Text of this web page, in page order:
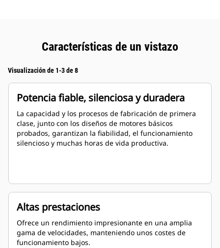
Características de un vistazo
Visualización de 1-3 de 8
Potencia fiable, silenciosa y duradera
La capacidad y los procesos de fabricación de primera
clase, junto con los diseños de motores básicos
probados, garantizan la fiabilidad, el funcionamiento
silencioso y muchas horas de vida productiva.
Altas prestaciones
Ofrece un rendimiento impresionante en una amplia
gama de velocidades, manteniendo unos costes de
funcionamiento bajos.